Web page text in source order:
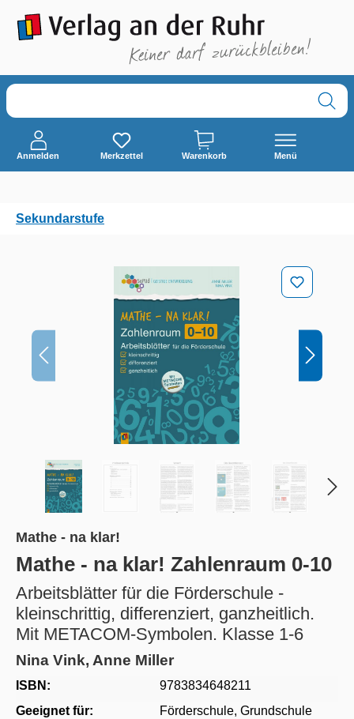
springen
Anmelden Merkzettel Warenkorb Menü
Sekundarstufe
Bildergalerie überspringen
Mathe - na klar!
Mathe - na klar! Zahlenraum 0-10
Arbeitsblätter für die Förderschule -
kleinschrittig, differenziert, ganzheitlich.
Mit METACOM-Symbolen. Klasse 1-6
Nina Vink, Anne Miller
ISBN:
9783834648211
Geeignet für:
Förderschule, Grundschule